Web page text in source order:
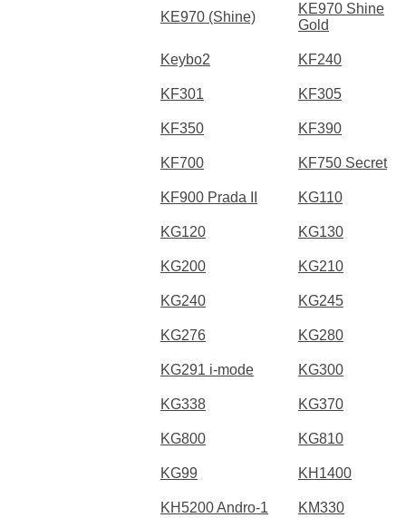
KE970 (Shine)
KE970 Shine
Gold
Keybo2 KF240
KF301 KF305
KF350 KF390
KF700 KF750 Secret
KF900 Prada II KG110
KG120 KG130
KG200 KG210
KG240 KG245
KG276 KG280
KG291 i-mode KG300
KG338 KG370
KG800 KG810
KG99 KH1400
KH5200 Andro-1 KM330